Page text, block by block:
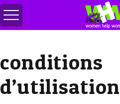
Basculer
le
conditions
d’utilisation